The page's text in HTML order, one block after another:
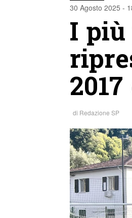
30 Agosto 2025 -
I più
di Redazione SP